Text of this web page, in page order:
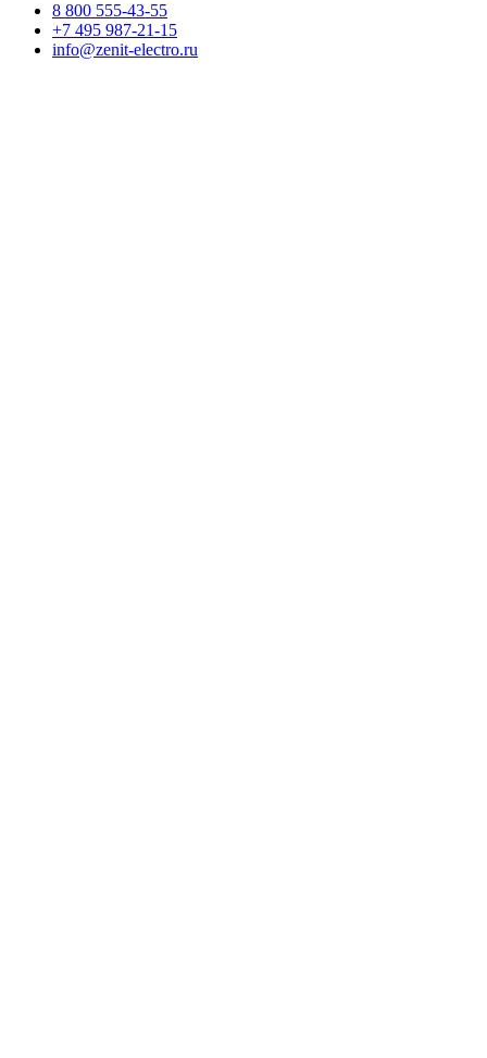
8 800 555-43-55
+7 495 987-21-15
info@zenit-electro.ru